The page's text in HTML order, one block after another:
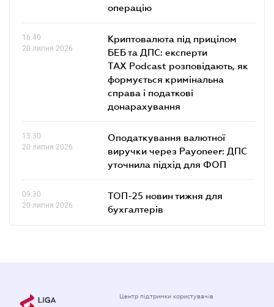
операцію
16.40
20 липня 2026
Криптовалюта під прицілом
БЕБ та ДПС: експерти
TAX Podcast розповідають, як
формується кримінальна
справа і податкові
донарахування
15.30
20 липня 2026
Оподаткування валютної
виручки через Payoneer: ДПС
уточнила підхід для ФОП
09.30
20 липня 2026
ТОП-25 новин тижня для
бухгалтерів
Центр підтримки користувачів